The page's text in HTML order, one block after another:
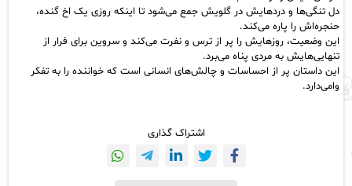
دل تنگی‌ها و دردهایش در گلویش جمع می‌شود تا اینکه روزی یک اخ گنده،
حنجره‌اش را پاره می‌کند.
این وضعیت، روزهایش را پر از ترس و نفرت می‌کند و سروین برای فرار از
تنهایی‌هایش به مردی پناه می‌برد.
این داستان پر از احساسات و چالش‌های انسانی است که خواننده را به تفکر
وامی‌دارد.
اشتراک گذاری